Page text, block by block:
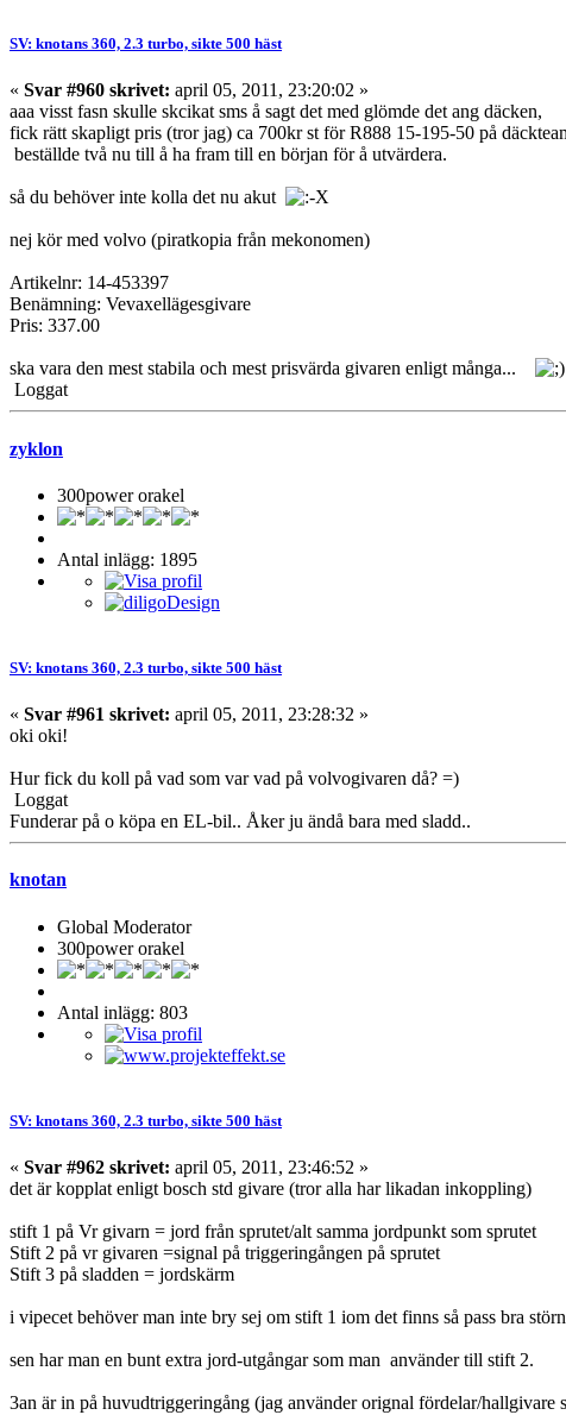
SV: knotans 360, 2.3 turbo, sikte 500 häst
« Svar #960 skrivet: april 05, 2011, 23:20:02 »
aaa visst fasn skulle skcikat sms å sagt det med glömde det ang däcken,
fick rätt skapligt pris (tror jag) ca 700kr st för R888 15-195-50 på
beställde två nu till å ha fram till en början för å utvärdera.
så du behöver inte kolla det nu akut
nej kör med volvo (piratkopia från mekonomen)
Artikelnr: 14-453397
Benämning: Vevaxellägesgivare
Pris: 337.00
ska vara den mest stabila och mest prisvärda givaren enligt många...
Loggat
zyklon
300power orakel
Antal inlägg: 1895
SV: knotans 360, 2.3 turbo, sikte 500 häst
« Svar #961 skrivet: april 05, 2011, 23:28:32 »
oki oki!
Hur fick du koll på vad som var vad på volvogivaren då? =)
Loggat
Funderar på o köpa en EL-bil.. Åker ju ändå bara med sladd..
knotan
Global Moderator
300power orakel
Antal inlägg: 803
SV: knotans 360, 2.3 turbo, sikte 500 häst
« Svar #962 skrivet: april 05, 2011, 23:46:52 »
det är kopplat enligt bosch std givare (tror alla har likadan inkoppling)
stift 1 på Vr givarn = jord från sprutet/alt samma jordpunkt som sprutet
Stift 2 på vr givaren =signal på triggeringången på sprutet
Stift 3 på sladden = jordskärm
i vipecet behöver man inte bry sej om stift 1 iom det finns så pass bra
sen har man en bunt extra jord-utgångar som man använder till stift 2.
3an är in på huvudtriggeringång (jag använder orignal fördelar/hallgivare